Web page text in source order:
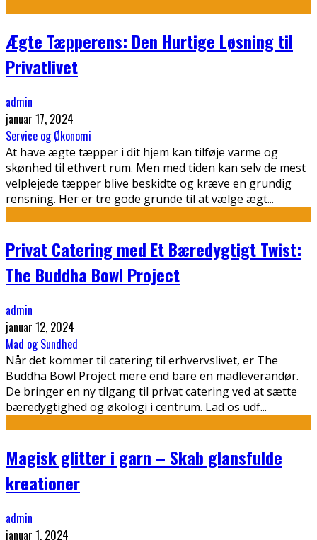
Ægte Tæpperens: Den Hurtige Løsning til
Privatlivet
admin
januar 17, 2024
Service og Økonomi
At have ægte tæpper i dit hjem kan tilføje varme og
skønhed til ethvert rum. Men med tiden kan selv de mest
velplejede tæpper blive beskidte og kræve en grundig
rensning. Her er tre gode grunde til at vælge ægt...
Privat Catering med Et Bæredygtigt Twist:
The Buddha Bowl Project
admin
januar 12, 2024
Mad og Sundhed
Når det kommer til catering til erhvervslivet, er The
Buddha Bowl Project mere end bare en madleverandør.
De bringer en ny tilgang til privat catering ved at sætte
bæredygtighed og økologi i centrum. Lad os udf...
Magisk glitter i garn – Skab glansfulde
kreationer
admin
januar 1, 2024